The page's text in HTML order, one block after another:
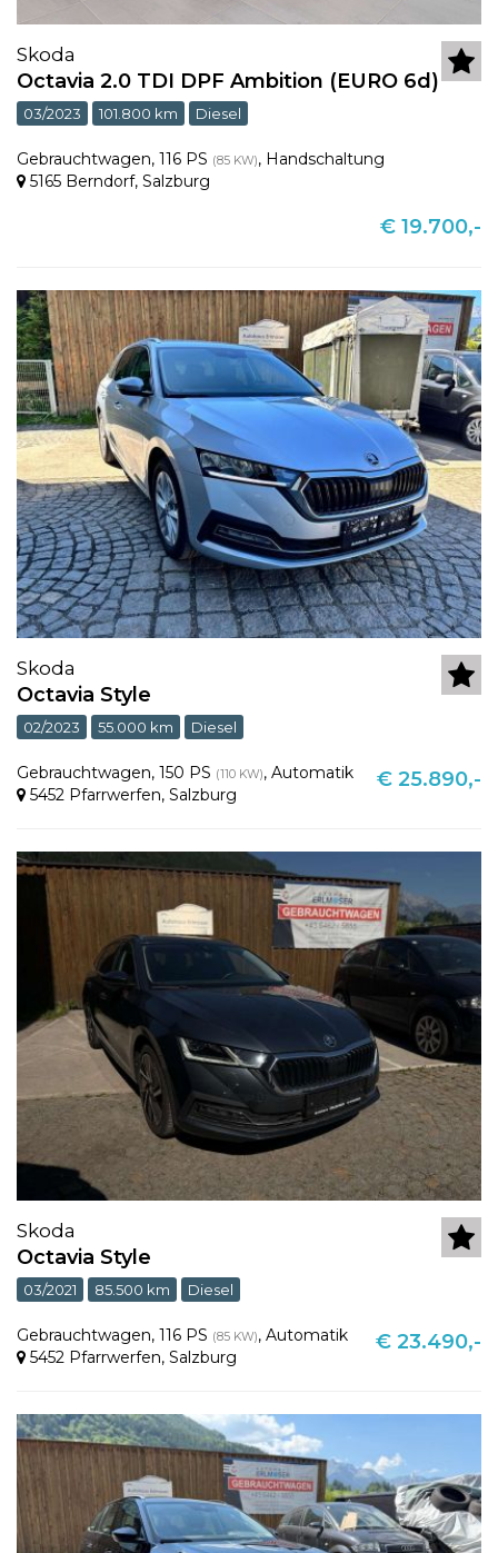
Skoda
Octavia 2.0 TDI DPF Ambition (EURO 6d)
03/2023 101.800 km Diesel
Gebrauchtwagen, 116 PS (85 KW), Handschaltung
5165 Berndorf, Salzburg
€ 19.700,-
Skoda
Octavia Style
02/2023 55.000 km Diesel
Gebrauchtwagen, 150 PS (110 KW), Automatik
5452 Pfarrwerfen, Salzburg
€ 25.890,-
Skoda
Octavia Style
03/2021 85.500 km Diesel
Gebrauchtwagen, 116 PS (85 KW), Automatik
5452 Pfarrwerfen, Salzburg
€ 23.490,-